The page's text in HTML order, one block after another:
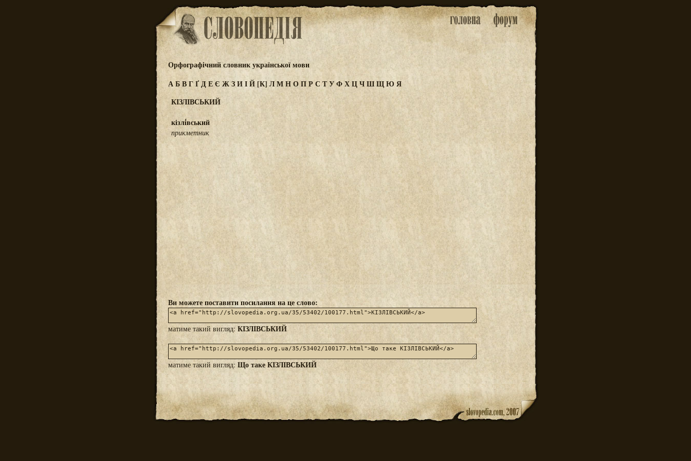
Орфографічний словник української мови
АБВГҐДЕЄ ЖЗИІЙ [К] ЛМНОПРС ТУФХЦЧШЩЮ Я
КІЗЛІВСЬКИЙ
кізлі́вський
прикметник
Ви можете поставити посилання на це слово:
матиме такий вигляд: КІЗЛІВСЬКИЙ
матиме такий вигляд: Що таке КІЗЛІВСЬКИЙ